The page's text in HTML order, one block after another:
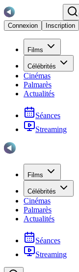
Connexion
Inscription
Films
Célébrités
Cinémas
Palmarès
Actualités
Séances
Streaming
Films
Célébrités
Cinémas
Palmarès
Actualités
Séances
Streaming